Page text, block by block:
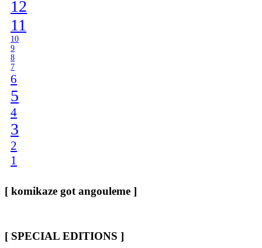
12
11
10
9
8
7
6
5
4
3
2
1
[ komikaze got angouleme ]
[ SPECIAL EDITIONS ]